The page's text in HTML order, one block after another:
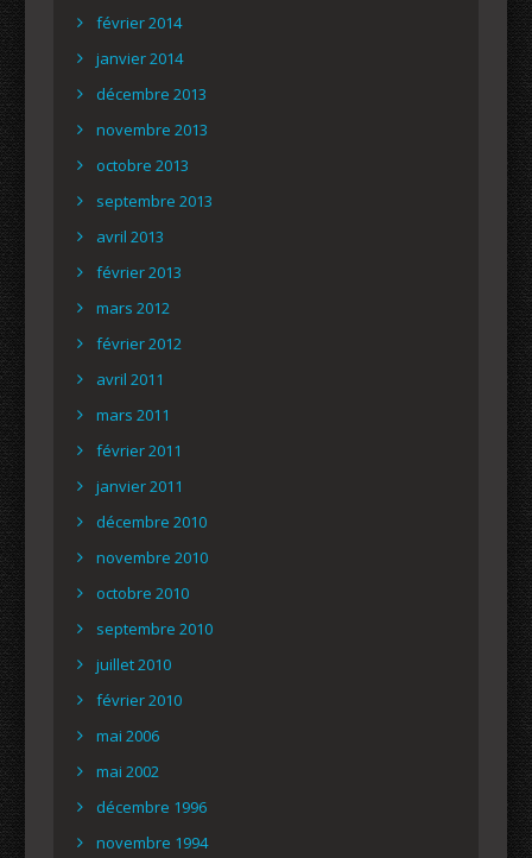
février 2014
janvier 2014
décembre 2013
novembre 2013
octobre 2013
septembre 2013
avril 2013
février 2013
mars 2012
février 2012
avril 2011
mars 2011
février 2011
janvier 2011
décembre 2010
novembre 2010
octobre 2010
septembre 2010
juillet 2010
février 2010
mai 2006
mai 2002
décembre 1996
novembre 1994